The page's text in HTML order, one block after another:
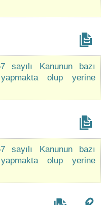
sayılı Kanunun bazı
olup yerine
sayılı Kanunun bazı
olup yerine